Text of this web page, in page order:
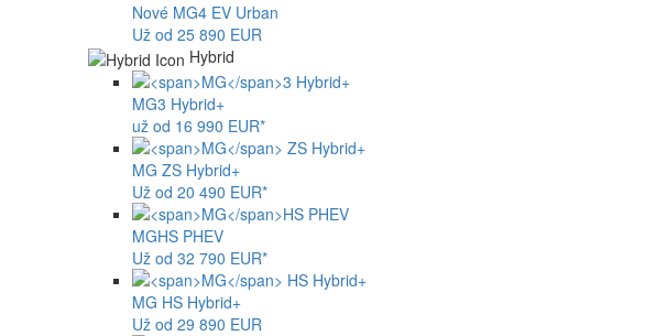
Nové MG4 EV Urban
Už od 25 890 EUR
Hybrid
MG3 Hybrid+
už od 16 990 EUR*
MG ZS Hybrid+
Už od 20 490 EUR*
MGHS PHEV
Už od 32 790 EUR*
MG HS Hybrid+
Už od 29 890 EUR